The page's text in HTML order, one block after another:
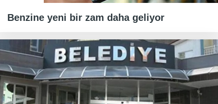
Benzine yeni bir zam daha geliyor